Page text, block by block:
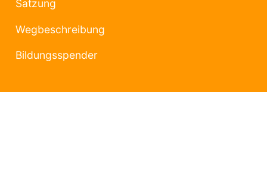
Satzung
Wegbeschreibung
Bildungsspender